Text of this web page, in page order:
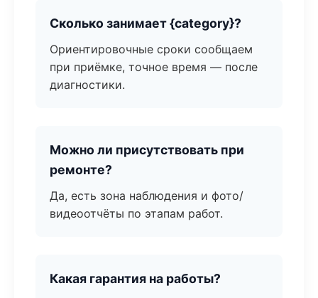
Сколько занимает {category}?
Ориентировочные сроки сообщаем
при приёмке, точное время — после
диагностики.
Можно ли присутствовать при
ремонте?
Да, есть зона наблюдения и фото/
видеоотчёты по этапам работ.
Какая гарантия на работы?